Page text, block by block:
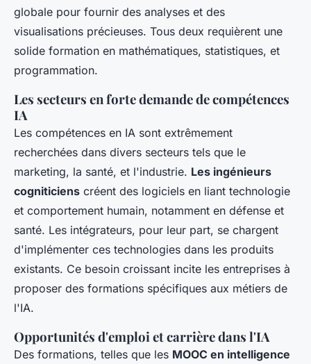
globale pour fournir des analyses et des
visualisations précieuses. Tous deux requièrent une
solide formation en mathématiques, statistiques, et
programmation.
Les secteurs en forte demande de compétences
IA
Les compétences en IA sont extrêmement
recherchées dans divers secteurs tels que le
marketing, la santé, et l'industrie. Les ingénieurs
cogniticiens créent des logiciels en liant technologie
et comportement humain, notamment en défense et
santé. Les intégrateurs, pour leur part, se chargent
d'implémenter ces technologies dans les produits
existants. Ce besoin croissant incite les entreprises à
proposer des formations spécifiques aux métiers de
l'IA.
Opportunités d'emploi et carrière dans l'IA
Des formations, telles que les MOOC en intelligence